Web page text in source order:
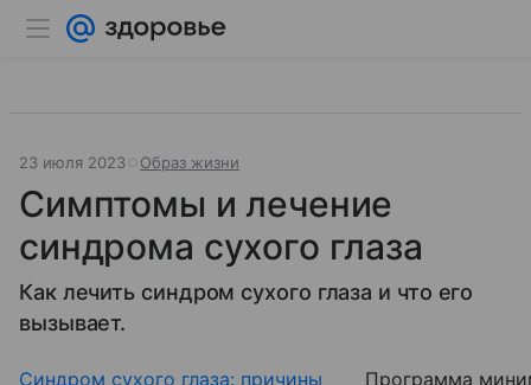
23 июля 2023 Образ жизни
Симптомы и лечение
синдрома сухого глаза
Как лечить синдром сухого глаза и что его
вызывает.
Синдром сухого глаза: причины Программа